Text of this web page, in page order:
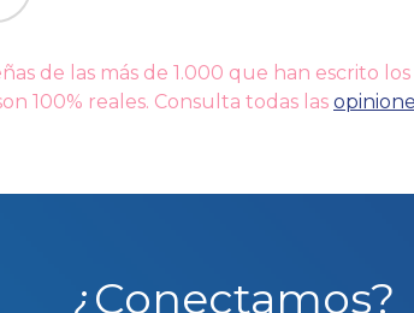
de las más de 1.000 que han escrito
100% reales. Consulta todas las
¿Conectamos?